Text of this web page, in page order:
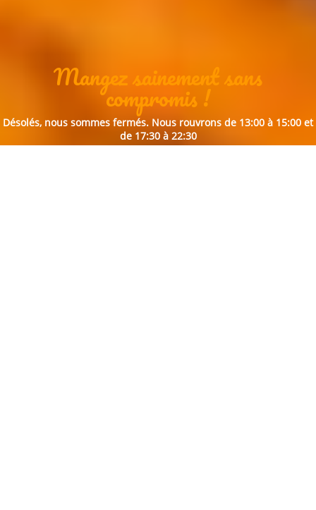
Mangez sainement sans
compromis !
Désolés, nous sommes fermés. Nous rouvrons de 13:00 à 15:00 et
de 17:30 à 22:30